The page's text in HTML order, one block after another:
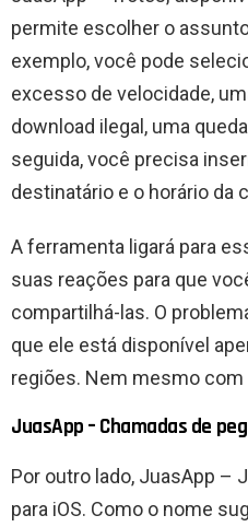
permite escolher o
exemplo, você pode
excesso de velocidade,
download ilegal, uma
seguida, você precisa
destinatário e o horário da
A ferramenta ligará para
suas reações para que
compartilhá-las. O
que ele está disponível
regiões. Nem mesmo com
JuasApp – Chamadas de
Por outro lado, JuasApp –
para iOS. Como o nome